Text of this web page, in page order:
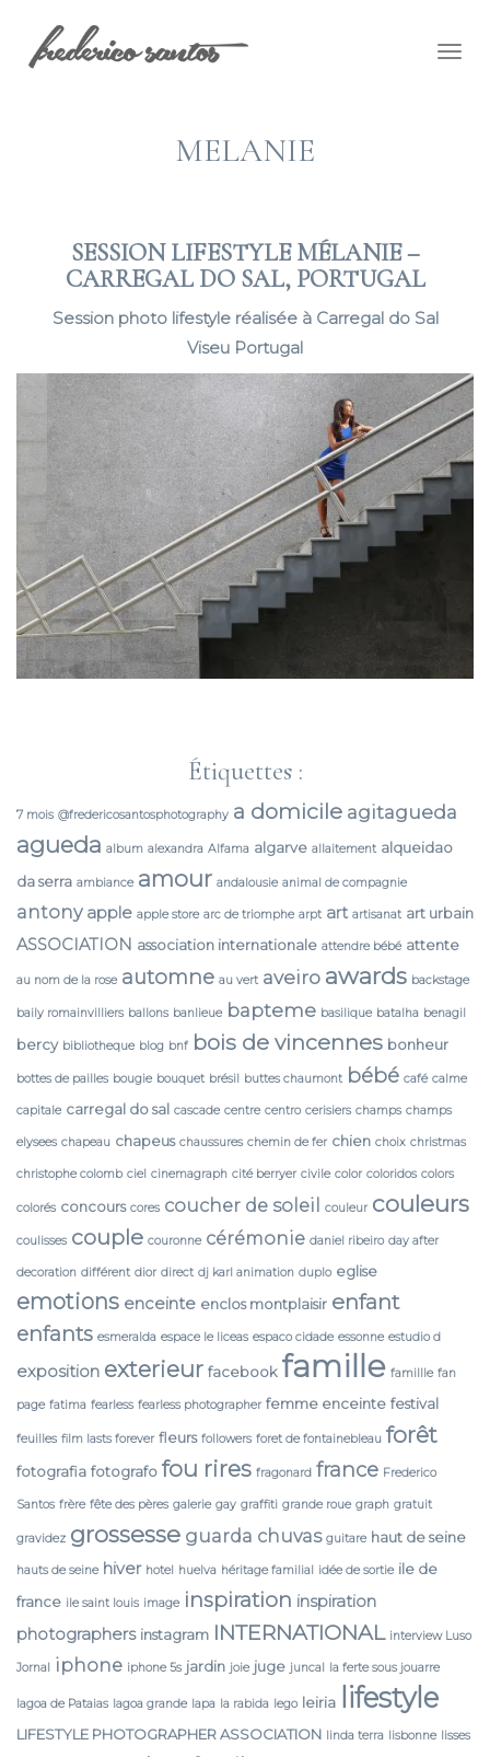
MELANIE
SESSION LIFESTYLE MÉLANIE –
CARREGAL DO SAL, PORTUGAL
Session photo lifestyle réalisée à Carregal do Sal
Viseu Portugal
Étiquettes :
7 mois @fredericosantosphotography a domicile agitagueda
agueda album alexandra Alfama algarve allaitement alqueidao
da serra ambiance amour andalousie animal de compagnie
antony apple apple store arc de triomphe arpt art artisanat art urbain
ASSOCIATION association internationale attendre bébé attente
au nom de la rose automne au vert aveiro awards backstage
baily romainvilliers ballons banlieue bapteme basilique batalha benagil
bercy bibliotheque blog bnf bois de vincennes bonheur
bottes de pailles bougie bouquet brésil buttes chaumont bébé café calme
capitale carregal do sal cascade centre centro cerisiers champs champs
elysees chapeau chapeus chaussures chemin de fer chien choix christmas
christophe colomb ciel cinemagraph cité berryer civile color coloridos colors
colorés concours cores coucher de soleil couleur couleurs
coulisses couple couronne cérémonie daniel ribeiro day after
decoration différent dior direct dj karl animation duplo eglise
emotions enceinte enclos montplaisir enfant
enfants esmeralda espace le liceas espaco cidade essonne estudio d
exposition exterieur facebook famille famillle fan
page fatima fearless fearless photographer femme enceinte festival
feuilles film lasts forever fleurs followers foret de fontainebleau forêt
fotografia fotografo fou rires fragonard france Frederico
Santos frère fête des pères galerie gay graffiti grande roue graph gratuit
gravidez grossesse guarda chuvas guitare haut de seine
hauts de seine hiver hotel huelva héritage familial idée de sortie ile de
france ile saint louis image inspiration inspiration
photographers instagram INTERNATIONAL interview Luso
Jornal iphone iphone 5s jardin joie juge juncal la ferte sous jouarre
lagoa de Pataias lagoa grande lapa la rabida lego leiria lifestyle
LIFESTYLE PHOTOGRAPHER ASSOCIATION linda terra lisbonne lisses